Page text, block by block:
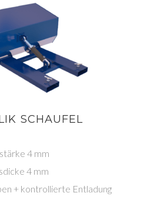
SCHAUFEL
4 mm
4 mm
+ kontrollierte Entladung